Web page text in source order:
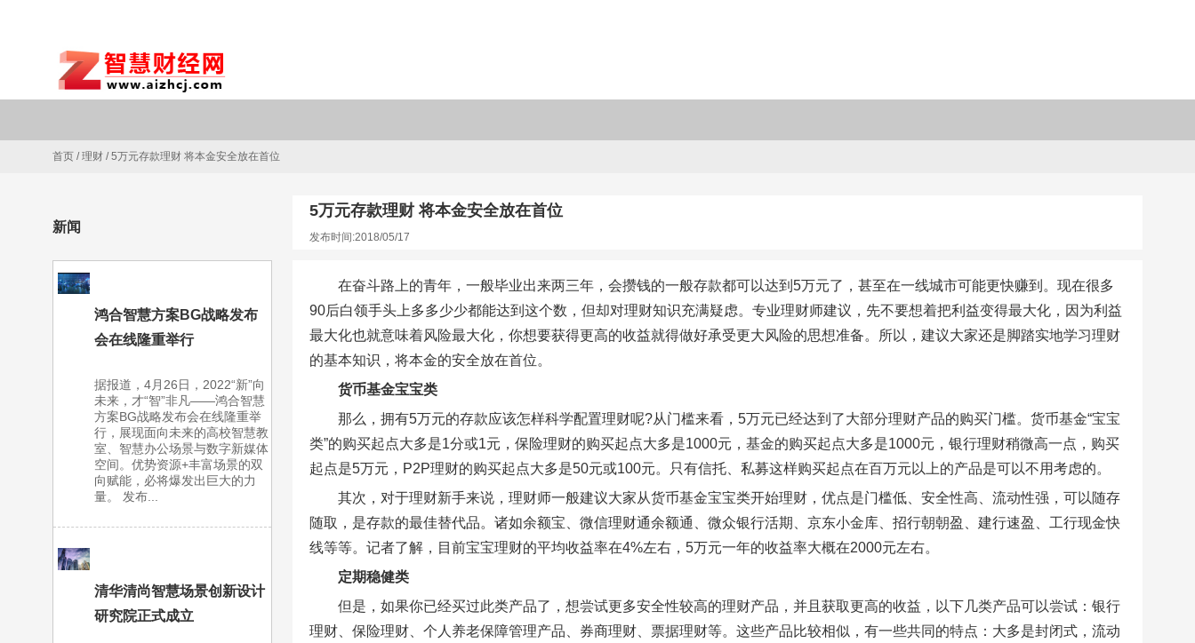
首页 /理财 /5万元存款理财 将本金安全放在首位
新闻
鸿合智慧方案BG战略发布
会在线隆重举行
据报道，4月26日，2022“新”向
未来，才“智”非凡——鸿合智慧
方案BG战略发布会在线隆重举
行，展现面向未来的高校智慧教
室、智慧办公场景与数字新媒体
空间。优势资源+丰富场景的双
向赋能，必将爆发出巨大的力
量。 发布...
清华清尚智慧场景创新设计
研究院正式成立
5万元存款理财 将本金安全放在首位
发布时间:2018/05/17
在奋斗路上的青年，一般毕业出来两三年，会攒钱的一般存款都可以达到5万元了，甚至在一线城市可能更快赚到。现在很多
90后白领手头上多多少少都能达到这个数，但却对理财知识充满疑虑。专业理财师建议，先不要想着把利益变得最大化，因为利益
最大化也就意味着风险最大化，你想要获得更高的收益就得做好承受更大风险的思想准备。所以，建议大家还是脚踏实地学习理财
的基本知识，将本金的安全放在首位。
货币基金宝宝类
那么，拥有5万元的存款应该怎样科学配置理财呢?从门槛来看，5万元已经达到了大部分理财产品的购买门槛。货币基金“宝宝
类”的购买起点大多是1分或1元，保险理财的购买起点大多是1000元，基金的购买起点大多是1000元，银行理财稍微高一点，购买
起点是5万元，P2P理财的购买起点大多是50元或100元。只有信托、私募这样购买起点在百万元以上的产品是可以不用考虑的。
其次，对于理财新手来说，理财师一般建议大家从货币基金宝宝类开始理财，优点是门槛低、安全性高、流动性强，可以随存
随取，是存款的最佳替代品。诸如余额宝、微信理财通余额通、微众银行活期、京东小金库、招行朝朝盈、建行速盈、工行现金快
线等等。记者了解，目前宝宝理财的平均收益率在4%左右，5万元一年的收益率大概在2000元左右。
定期稳健类
但是，如果你已经买过此类产品了，想尝试更多安全性较高的理财产品，并且获取更高的收益，以下几类产品可以尝试：银行
理财、保险理财、个人养老保障管理产品、券商理财、票据理财等。这些产品比较相似，有一些共同的特点：大多是封闭式，流动